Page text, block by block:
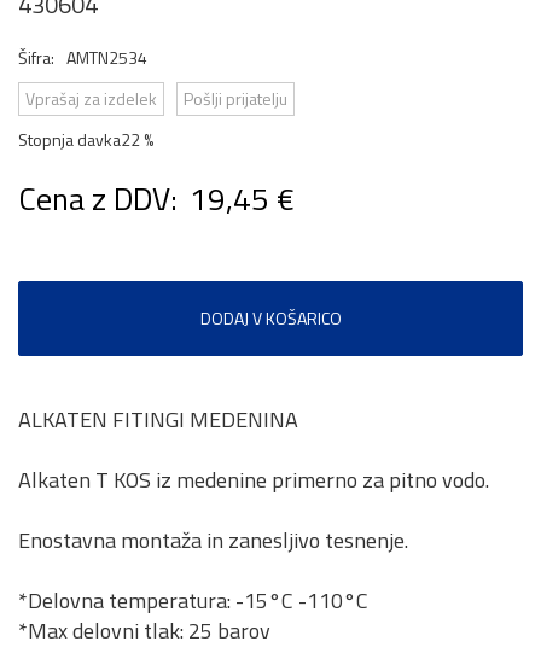
Šifra: AMTN2534
Vprašaj za izdelek
Pošlji prijatelju
Stopnja davka22 %
Cena z DDV: 19,45 €
DODAJ V KOŠARICO
ALKATEN FITINGI MEDENINA
Alkaten T KOS iz medenine primerno za pitno vodo.
Enostavna montaža in zanesljivo tesnenje.
*Delovna temperatura: -15°C -110°C
*Max delovni tlak: 25 barov